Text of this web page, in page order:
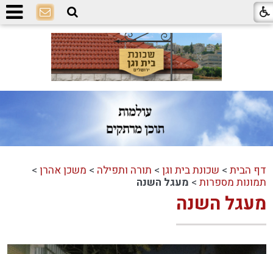
דף הבית > שכונת בית וגן > תורה ותפילה > משכן אהרן >
תמונות מספרות > מעגל השנה
מעגל השנה